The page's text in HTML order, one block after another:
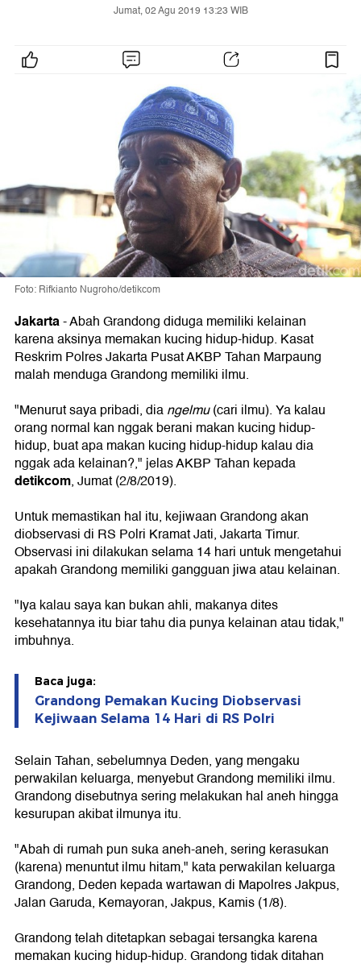
Jumat, 02 Agu 2019 13:23 WIB
Foto: Rifkianto Nugroho/detikcom
Jakarta-Abah Grandong diduga memiliki kelainan
karena aksinya memakan kucing hidup-hidup. Kasat
Reskrim Polres Jakarta Pusat AKBP Tahan Marpaung
malah menduga Grandong memiliki ilmu.
"Menurut saya pribadi, diangelmu(cari ilmu). Ya kalau
orang normal kan nggak berani makan kucing hidup-
hidup, buat apa makan kucing hidup-hidup kalau dia
nggak ada kelainan?," jelas AKBP Tahan kepada
detikcom, Jumat (2/8/2019).
Untuk memastikan hal itu, kejiwaan Grandong akan
diobservasi di RS Polri Kramat Jati, Jakarta Timur.
Observasi ini dilakukan selama 14 hari untuk mengetahui
apakah Grandong memiliki gangguan jiwa atau kelainan.
"Iya kalau saya kan bukan ahli, makanya dites
kesehatannya itu biar tahu dia punya kelainan atau tidak,"
imbuhnya.
Baca juga:
Grandong Pemakan Kucing Diobservasi
Kejiwaan Selama 14 Hari di RS Polri
Selain Tahan, sebelumnya Deden, yang mengaku
perwakilan keluarga, menyebut Grandong memiliki ilmu.
Grandong disebutnya sering melakukan hal aneh hingga
kesurupan akibat ilmunya itu.
"Abah di rumah pun suka aneh-aneh, sering kerasukan
(karena) menuntut ilmu hitam," kata perwakilan keluarga
Grandong, Deden kepada wartawan di Mapolres Jakpus,
Jalan Garuda, Kemayoran, Jakpus, Kamis (1/8).
Grandong telah ditetapkan sebagai tersangka karena
memakan kucing hidup-hidup. Grandong tidak ditahan